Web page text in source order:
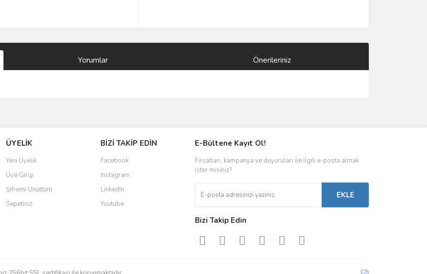
Yorumlar Önerileriniz
ÜYELİK
Yeni Üyelik
Üye Girişi
Şifremi Unuttum
Sepetiniz
BİZİ TAKİP EDİN
Facebook
Instagram
LinkedIn
Youtube
E-Bültene Kayıt Ol!
Fırsatları, kampanya ve duyuruları ile ilgili e-posta almak
ister misiniz?
EKLE
Bizi Takip Edin